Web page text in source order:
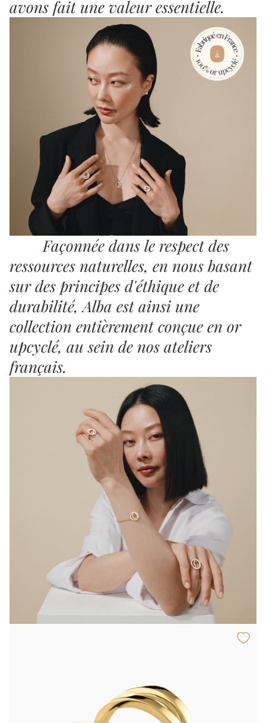
avons fait une valeur essentielle.
Façonnée dans le respect des
ressources naturelles, en nous basant
sur des principes d'éthique et de
durabilité, Alba est ainsi une
collection entièrement conçue en or
upcyclé, au sein de nos ateliers
français.